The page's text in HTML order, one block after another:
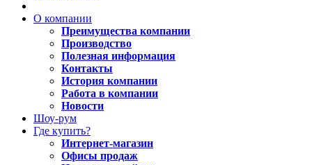
О компании
Преимущества компании
Производство
Полезная информация
Контакты
История компании
Работа в компании
Новости
Шоу-рум
Где купить?
Интернет-магазин
Офисы продаж